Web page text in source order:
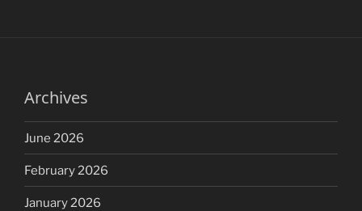
Archives
June 2026
February 2026
January 2026